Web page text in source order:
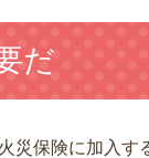
だ
災保険に加入